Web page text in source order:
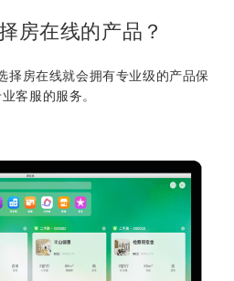
房在线的产品？
择房在线就会拥有专业级的产品保
客服的服务。